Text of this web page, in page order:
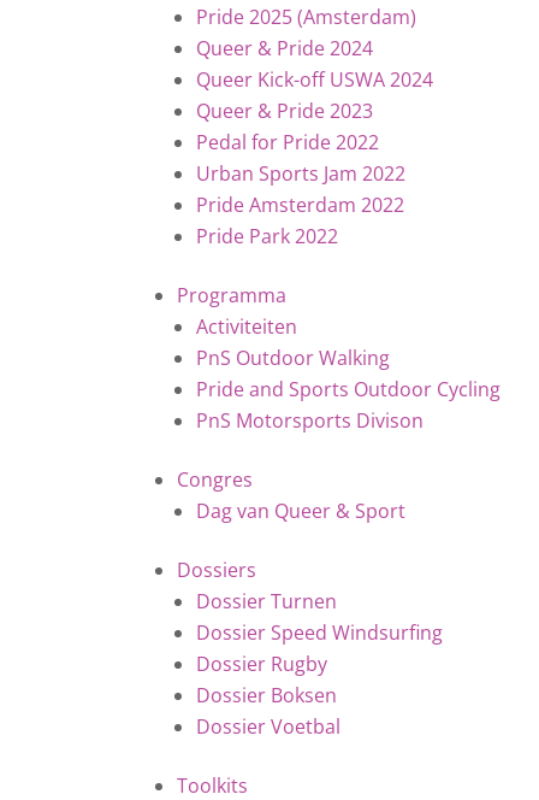
Pride 2025 (Amsterdam)
Queer & Pride 2024
Queer Kick-off USWA 2024
Queer & Pride 2023
Pedal for Pride 2022
Urban Sports Jam 2022
Pride Amsterdam 2022
Pride Park 2022
Programma
Activiteiten
PnS Outdoor Walking
Pride and Sports Outdoor Cycling
PnS Motorsports Divison
Congres
Dag van Queer & Sport
Dossiers
Dossier Turnen
Dossier Speed Windsurfing
Dossier Rugby
Dossier Boksen
Dossier Voetbal
Toolkits